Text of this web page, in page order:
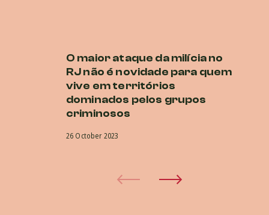
O maior ataque da milícia no
RJ não é novidade para quem
vive em territórios
dominados pelos grupos
criminosos
26 October 2023